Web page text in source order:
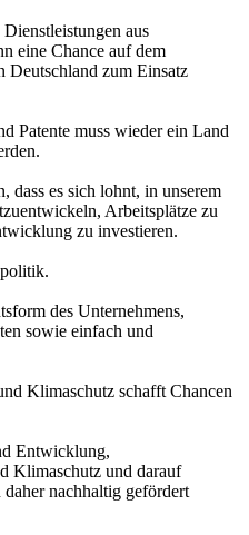
aus
eine Chance auf dem
Deutschland zum Einsatz
Patente muss wieder ein Land
dass es sich lohnt, in unserem
Arbeitsplätze zu
zu investieren.
des Unternehmens,
sowie einfach und
Klimaschutz schafft Chancen
Entwicklung,
Klimaschutz und darauf
daher nachhaltig gefördert